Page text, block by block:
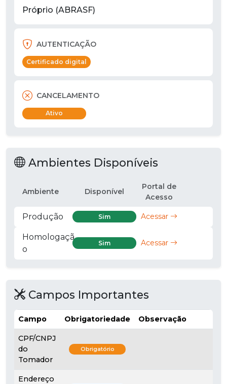
Próprio (ABRASF)
AUTENTICAÇÃO
Certificado digital
CANCELAMENTO
Ativo
Ambientes Disponíveis
Ambiente Disponível
Portal de
Acesso
Produção Sim Acessar
Homologaçã
o
Sim Acessar
Campos Importantes
Campo Obrigatoriedade Observação
CPF/CNPJ
do
Tomador
Obrigatório
Endereço